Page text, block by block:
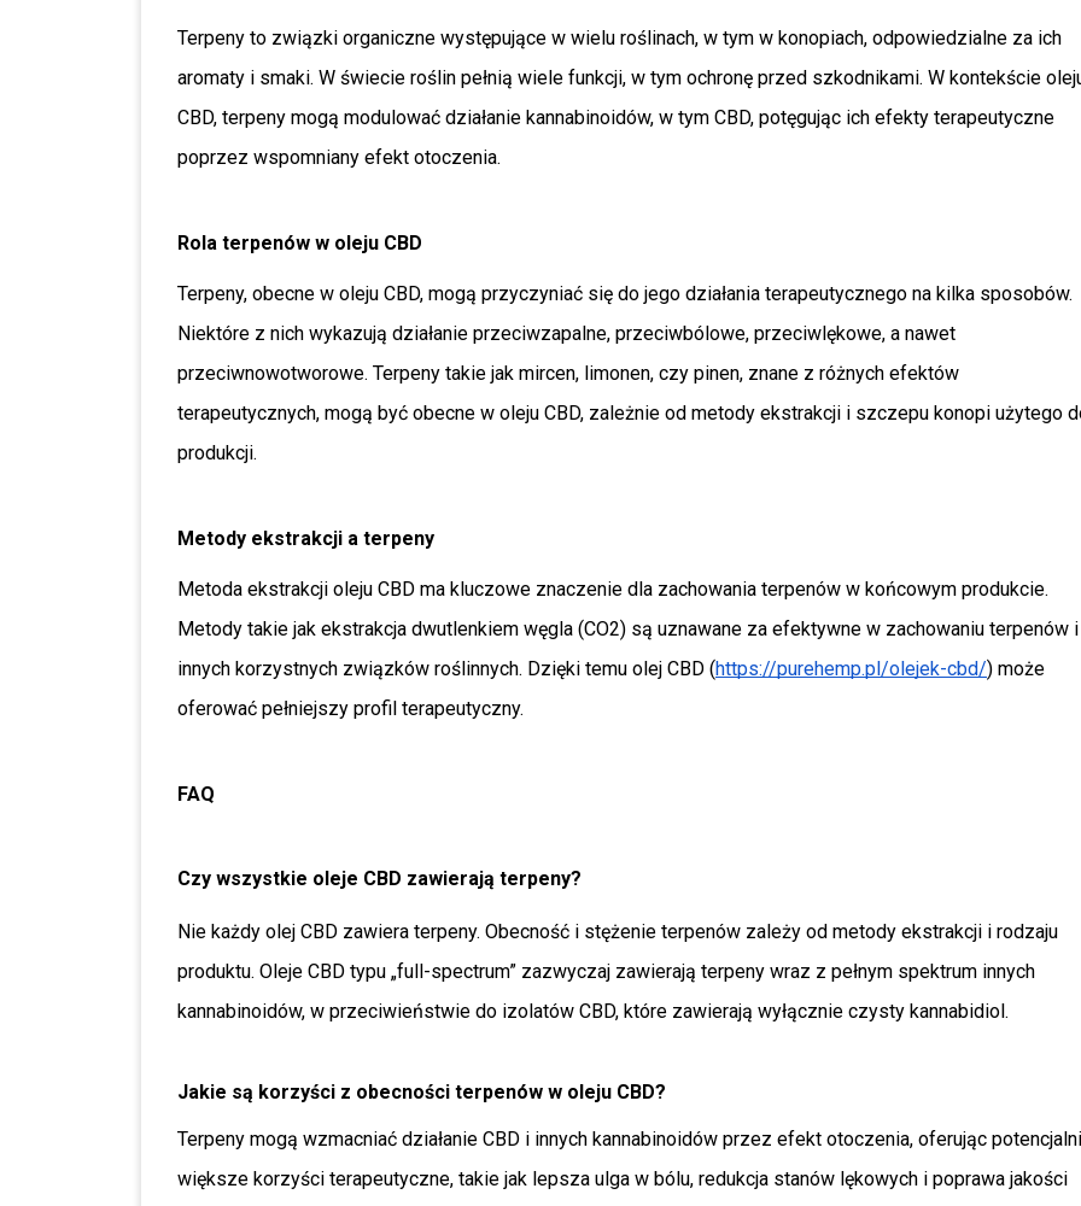
Terpeny to związki organiczne występujące w wielu roślinach, w tym w konopiach, odpowiedzialne za ich
aromaty i smaki. W świecie roślin pełnią wiele funkcji, w tym ochronę przed szkodnikami. W kontekście
CBD, terpeny mogą modulować działanie kannabinoidów, w tym CBD, potęgując ich efekty terapeutyczne
poprzez wspomniany efekt otoczenia.
Rola terpenów w oleju CBD
Terpeny, obecne w oleju CBD, mogą przyczyniać się do jego działania terapeutycznego na kilka sposobów.
Niektóre z nich wykazują działanie przeciwzapalne, przeciwbólowe, przeciwlękowe, a nawet
przeciwnowotworowe. Terpeny takie jak mircen, limonen, czy pinen, znane z różnych efektów
terapeutycznych, mogą być obecne w oleju CBD, zależnie od metody ekstrakcji i szczepu konopi użytego
produkcji.
Metody ekstrakcji a terpeny
Metoda ekstrakcji oleju CBD ma kluczowe znaczenie dla zachowania terpenów w końcowym produkcie.
Metody takie jak ekstrakcja dwutlenkiem węgla (CO2) są uznawane za efektywne w zachowaniu terpenów i
innych korzystnych związków roślinnych. Dzięki temu olej CBD (https://purehemp.pl/olejek-cbd/) może
oferować pełniejszy profil terapeutyczny.
FAQ
Czy wszystkie oleje CBD zawierają terpeny?
Nie każdy olej CBD zawiera terpeny. Obecność i stężenie terpenów zależy od metody ekstrakcji i rodzaju
produktu. Oleje CBD typu „full-spectrum” zazwyczaj zawierają terpeny wraz z pełnym spektrum innych
kannabinoidów, w przeciwieństwie do izolatów CBD, które zawierają wyłącznie czysty kannabidiol.
Jakie są korzyści z obecności terpenów w oleju CBD?
Terpeny mogą wzmacniać działanie CBD i innych kannabinoidów przez efekt otoczenia, oferując
większe korzyści terapeutyczne, takie jak lepsza ulga w bólu, redukcja stanów lękowych i poprawa jakości